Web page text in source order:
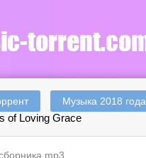
Музыка 2018 года
of Loving Grace